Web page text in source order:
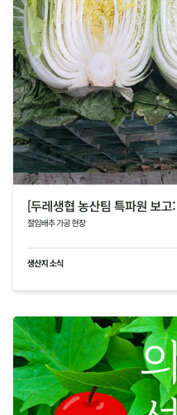
절임배추 가공 현장
생산지 소식